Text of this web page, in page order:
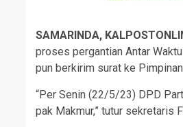
SAMARINDA,
proses pergantian Antar
pun berkirim surat ke
“Per Senin (22/5/23) DPD
pak Makmur,” tutur sekretaris